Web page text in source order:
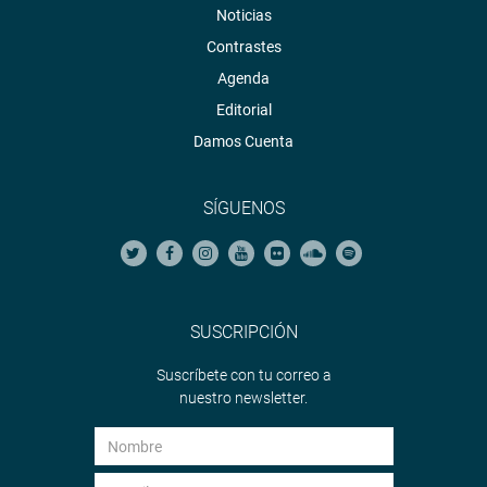
Noticias
Contrastes
Agenda
Editorial
Damos Cuenta
SÍGUENOS
SUSCRIPCIÓN
Suscríbete con tu correo a
nuestro newsletter.